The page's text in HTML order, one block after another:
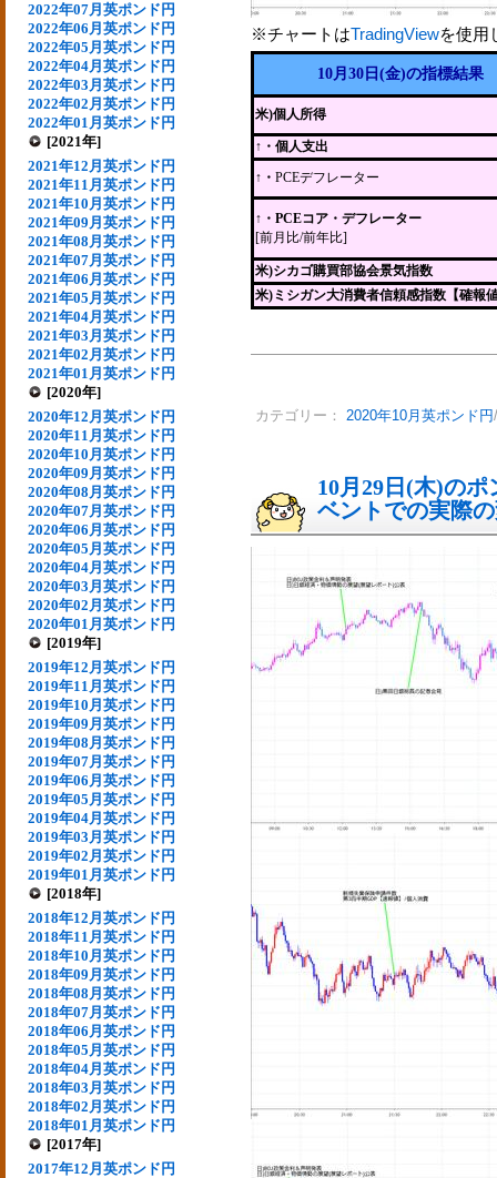
2022年07月英ポンド円
2022年06月英ポンド円
2022年05月英ポンド円
2022年04月英ポンド円
2022年03月英ポンド円
2022年02月英ポンド円
2022年01月英ポンド円
[2021年]
2021年12月英ポンド円
2021年11月英ポンド円
2021年10月英ポンド円
2021年09月英ポンド円
2021年08月英ポンド円
2021年07月英ポンド円
2021年06月英ポンド円
2021年05月英ポンド円
2021年04月英ポンド円
2021年03月英ポンド円
2021年02月英ポンド円
2021年01月英ポンド円
[2020年]
2020年12月英ポンド円
2020年11月英ポンド円
2020年10月英ポンド円
2020年09月英ポンド円
2020年08月英ポンド円
2020年07月英ポンド円
2020年06月英ポンド円
2020年05月英ポンド円
2020年04月英ポンド円
2020年03月英ポンド円
2020年02月英ポンド円
2020年01月英ポンド円
[2019年]
2019年12月英ポンド円
2019年11月英ポンド円
2019年10月英ポンド円
2019年09月英ポンド円
2019年08月英ポンド円
2019年07月英ポンド円
2019年06月英ポンド円
2019年05月英ポンド円
2019年04月英ポンド円
2019年03月英ポンド円
2019年02月英ポンド円
2019年01月英ポンド円
[2018年]
2018年12月英ポンド円
2018年11月英ポンド円
2018年10月英ポンド円
2018年09月英ポンド円
2018年08月英ポンド円
2018年07月英ポンド円
2018年06月英ポンド円
2018年05月英ポンド円
2018年04月英ポンド円
2018年03月英ポンド円
2018年02月英ポンド円
2018年01月英ポンド円
[2017年]
2017年12月英ポンド円
※チャートはTradingViewを使用
10月30日(金)の指標結果
米)個人所得
↑・個人支出
↑・ PCEデフレーター
↑・PCEコア・デフレーター
[前月比/前年比]
米)シカゴ購買部協会景気指数
米)ミシガン大消費者信頼感指数【確報
カテゴリー： 2020年10月英ポンド円
10月29日(木)の
ベントでの実際